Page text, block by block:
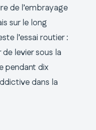
de l’embrayage
sur le long
l’essai routier :
levier sous la
pendant dix
dans la